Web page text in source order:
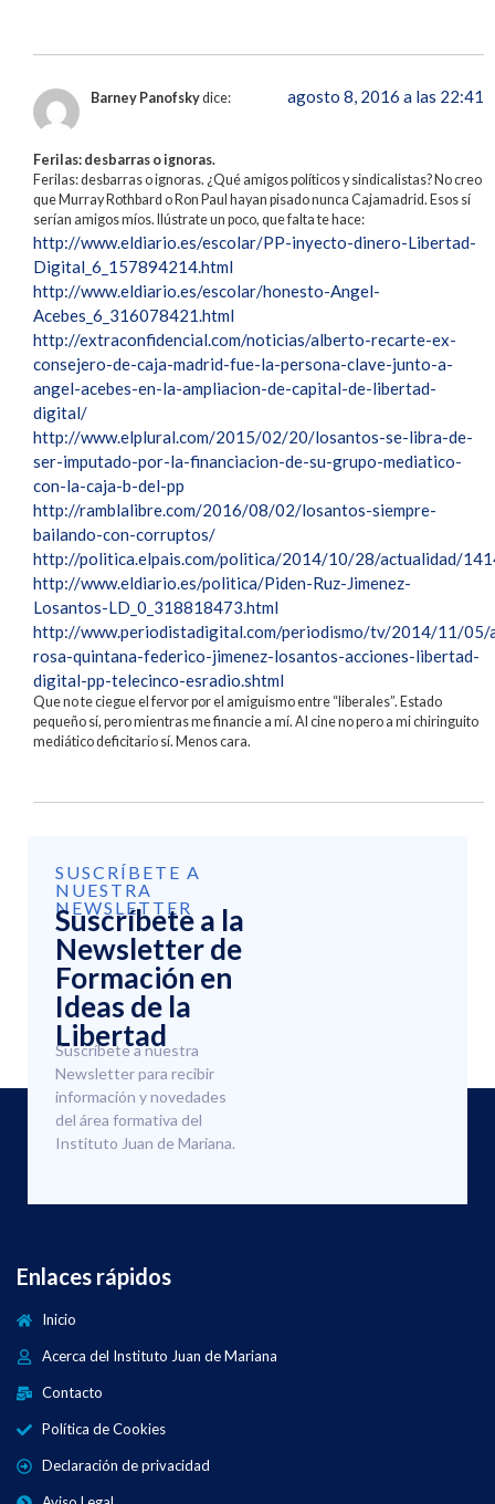
Barney Panofskydice: agosto 8, 2016 a las 22:41
Ferilas: desbarras o ignoras.
Ferilas: desbarras o ignoras. ¿Qué amigos políticos y sindicalistas? No creo
que Murray Rothbard o Ron Paul hayan pisado nunca Cajamadrid. Esos sí
serían amigos míos. Ilústrate un poco, que falta te hace:
http://www.eldiario.es/escolar/PP-inyecto-dinero-Libertad-
Digital_6_157894214.html
http://www.eldiario.es/escolar/honesto-Angel-
Acebes_6_316078421.html
http://extraconfidencial.com/noticias/alberto-recarte-ex-
consejero-de-caja-madrid-fue-la-persona-clave-junto-a-
angel-acebes-en-la-ampliacion-de-capital-de-libertad-
digital/
http://www.elplural.com/2015/02/20/losantos-se-libra-de-
ser-imputado-por-la-financiacion-de-su-grupo-mediatico-
con-la-caja-b-del-pp
http://ramblalibre.com/2016/08/02/losantos-siempre-
bailando-con-corruptos/
http://politica.elpais.com/politica/2014/10/28/actualidad/
http://www.eldiario.es/politica/Piden-Ruz-Jimenez-
Losantos-LD_0_318818473.html
http://www.periodistadigital.com/periodismo/tv/2014/11/05/
rosa-quintana-federico-jimenez-losantos-acciones-libertad-
digital-pp-telecinco-esradio.shtml
Que no te ciegue el fervor por el amiguismo entre “liberales”. Estado
pequeño sí, pero mientras me financie a mí. Al cine no pero a mi chiringuito
mediático deficitario sí. Menos cara.
SUSCRÍBETE A
NUESTRA
NEWSLETTER
Suscríbete a la
Newsletter de
Formación en
Ideas de la
Libertad
Suscríbete a nuestra
Newsletter para recibir
información y novedades
del área formativa del
Instituto Juan de Mariana.
Enlaces rápidos
Inicio
Acerca del Instituto Juan de Mariana
Contacto
Política de Cookies
Declaración de privacidad